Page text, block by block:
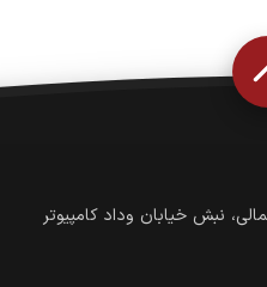
نبش خیابان وداد کامپیوتر